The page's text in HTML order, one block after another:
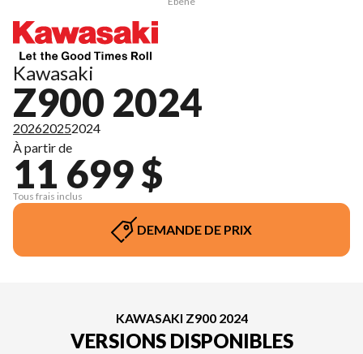
Kawasaki
Z900 2024
202620252024
À partir de
11 699 $
Tous frais inclus
DEMANDE DE PRIX
KAWASAKI Z900 2024
VERSIONS DISPONIBLES